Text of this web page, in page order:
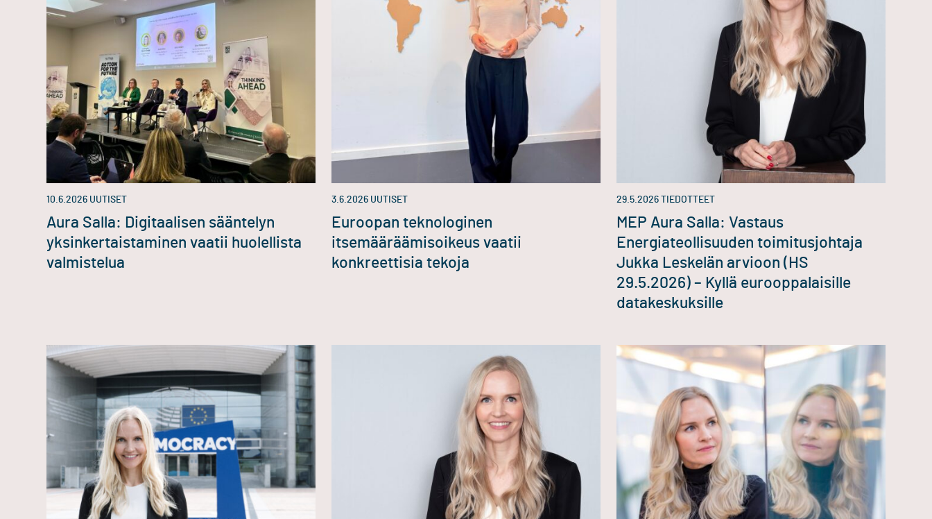
10.6.2026 UUTISET
Aura Salla: Digitaalisen sääntelyn
yksinkertaistaminen vaatii huolellista
valmistelua
3.6.2026 UUTISET
Euroopan teknologinen
itsemääräämisoikeus vaatii
konkreettisia tekoja
29.5.2026 TIEDOTTEET
MEP Aura Salla: Vastaus
Energiateollisuuden toimitusjohtaja
Jukka Leskelän arvioon (HS
29.5.2026) – Kyllä eurooppalaisille
datakeskuksille